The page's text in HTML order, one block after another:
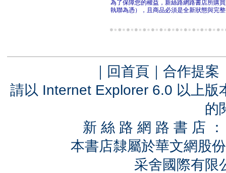
為了保障您的權益，新絲路網路書店所購
執聯為憑），且商品必須是全新狀態與完
｜ 回首頁 ｜ 合作提案
請以 Internet Explorer 6.0 以上
的
新 絲 路 網 路 書 店
本書店隸屬於華文網股
采舍國際有